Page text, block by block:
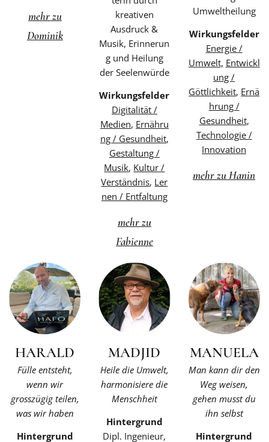
mehr zu
Dominik
kreativen
Ausdruck &
Musik, Erinnerun
g und Heilung
der Seelenwürde
Wirkungsfelder
Digitalität /
Medien, Ernähru
ng / Gesundheit,
Gestaltung /
Musik, Kultur /
Verständnis, Ler
nen / Entfaltung
mehr zu
Fabienne
Umweltheilung
Wirkungsfelder
Energie /
Umwelt, Entwickl
ung /
Göttlichkeit, Ernä
hrung /
Gesundheit,
Technologie /
Innovation
mehr zu Hanin
HARALD
Fülle entsteht,
wenn wir
grosszügig teilen,
was wir haben
Hintergrund
MADJID
Heile die Umwelt,
harmonisiere die
Menschheit
Hintergrund
Dipl. Ingenieur,
MANUELA
Man kann dir den
Weg weisen,
gehen musst du
ihn selbst
Hintergrund